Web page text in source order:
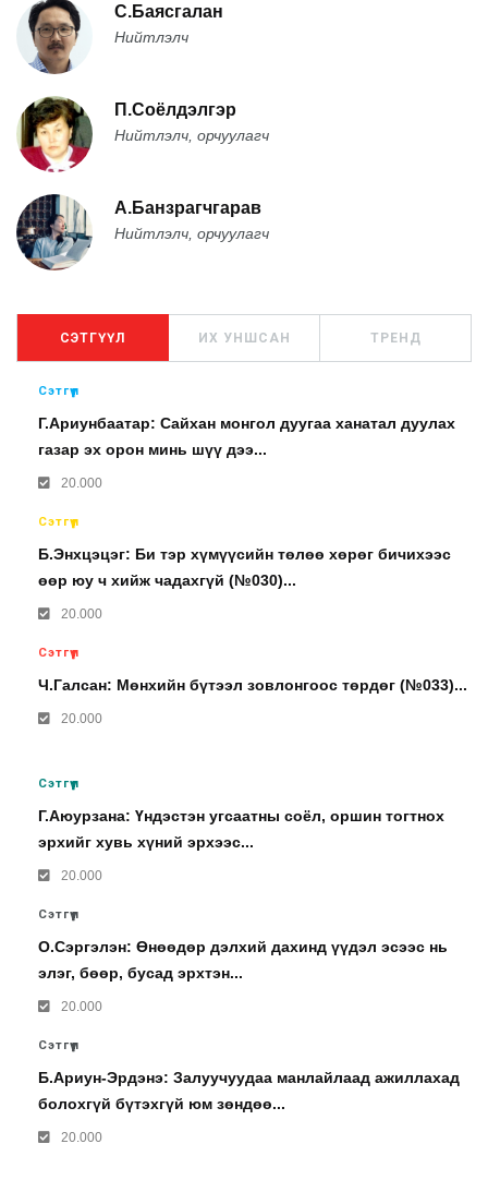
С.Баясгалан
Нийтлэлч
П.Соёлдэлгэр
Нийтлэлч, орчуулагч
А.Банзрагчгарав
Нийтлэлч, орчуулагч
СЭТГҮҮЛ ИХ УНШСАН ТРЕНД
Сэтгүүл
Г.Ариунбаатар: Сайхан монгол дуугаа ханатал дуулах
газар эх орон минь шүү дээ...
20.000
Сэтгүүл
Б.Энхцэцэг: Би тэр хүмүүсийн төлөө хөрөг бичихээс
өөр юу ч хийж чадахгүй (№030)...
20.000
Сэтгүүл
Ч.Галсан: Мөнхийн бүтээл зовлонгоос төрдөг (№033)...
20.000
Сэтгүүл
Г.Аюурзана: Үндэстэн угсаатны соёл, оршин тогтнох
эрхийг хувь хүний эрхээс...
20.000
Сэтгүүл
О.Сэргэлэн: Өнөөдөр дэлхий дахинд үүдэл эсээс нь
элэг, бөөр, бусад эрхтэн...
20.000
Сэтгүүл
Б.Ариун-Эрдэнэ: Залуучуудаа манлайлаад ажиллахад
болохгүй бүтэхгүй юм зөндөө...
20.000